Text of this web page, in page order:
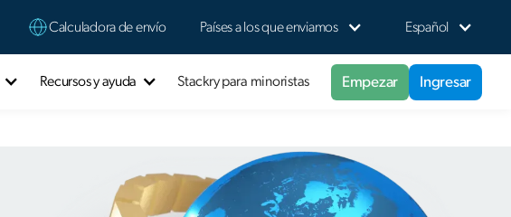
Calculadora de envío Países a los que enviamos Español
Recursos y ayuda Stackry para minoristas Empezar Ingresar